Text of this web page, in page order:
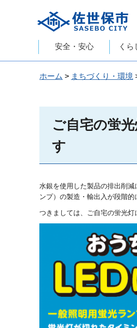
佐世保市
安全・安心 くら
ホーム > まちづくり・環境
ご自宅の蛍
す
水銀を使用した製品の排出削
ンプ）の製造・輸出入が段階的
つきましては、ご自宅の蛍光